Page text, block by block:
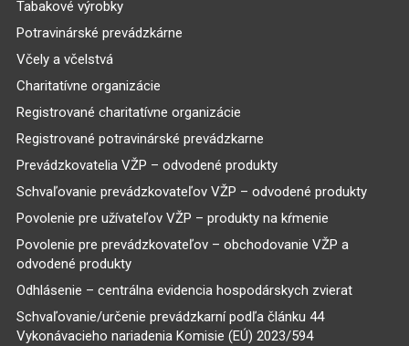
Tabakové výrobky
Potravinárské prevádzkárne
Včely a včelstvá
Charitatívne organizácie
Registrované charitatívne organizácie
Registrované potravinárské prevádzkarne
Prevádzkovatelia VŽP – odvodené produkty
Schvaľovanie prevádzkovateľov VŽP – odvodené produkty
Povolenie pre užívateľov VŽP – produkty na kŕmenie
Povolenie pre prevádzkovateľov – obchodovanie VŽP a
odvodené produkty
Odhlásenie – centrálna evidencia hospodárskych zvierat
Schvaľovanie/určenie prevádzkarní podľa článku 44
Vykonávacieho nariadenia Komisie (EÚ) 2023/594